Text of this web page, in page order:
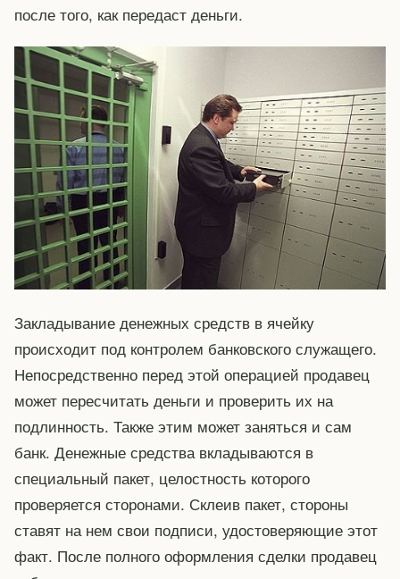
после того, как передаст деньги.
Закладывание денежных средств в ячейку
происходит под контролем банковского служащего.
Непосредственно перед этой операцией продавец
может пересчитать деньги и проверить их на
подлинность. Также этим может заняться и сам
банк. Денежные средства вкладываются в
специальный пакет, целостность которого
проверяется сторонами. Склеив пакет, стороны
ставят на нем свои подписи, удостоверяющие этот
факт. После полного оформления сделки продавец